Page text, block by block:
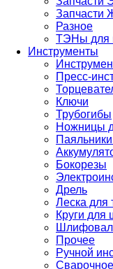
Запчасти
Разное
ТЭНы для
Инструменты
Пресс-
Ключи
Трубогибы
Ножницы
Бокорезы
Дрель
Леска для
Круги
Прочее
Ручной